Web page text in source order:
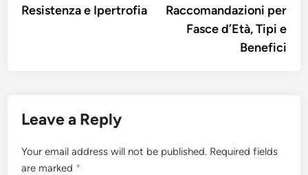
Resistenza e Ipertrofia
Raccomandazioni per
Fasce d’Età, Tipi e
Benefici
Leave a Reply
Your email address will not be published. Required fields
are marked *